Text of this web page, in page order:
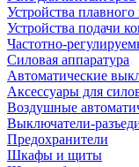
Устройства плавного
Устройства подачи
Частотно-
Силовая аппаратура
Автоматические
Аксессуары для
Воздушные
Выключатели-
Предохранители
Шкафы и щиты